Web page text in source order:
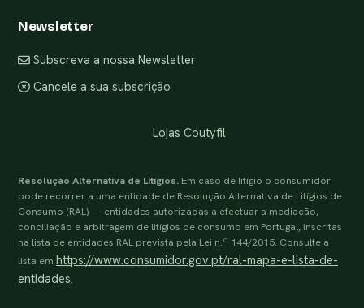
Newsletter
Subscreva a nossa Newsletter
Cancele a sua subscrição
Lojas Coutyfil
Resolução Alternativa de Litígios. Em caso de litígio o consumidor
pode recorrer a uma entidade de Resolução Alternativa de Litígios de
Consumo (RAL) — entidades autorizadas a efectuar a mediação,
conciliação e arbitragem de litígios de consumo em Portugal, inscritas
na lista de entidades RAL prevista pela Lei n.º 144/2015. Consulte a
lista em https://www.consumidor.gov.pt/ral-mapa-e-lista-de-
entidades.